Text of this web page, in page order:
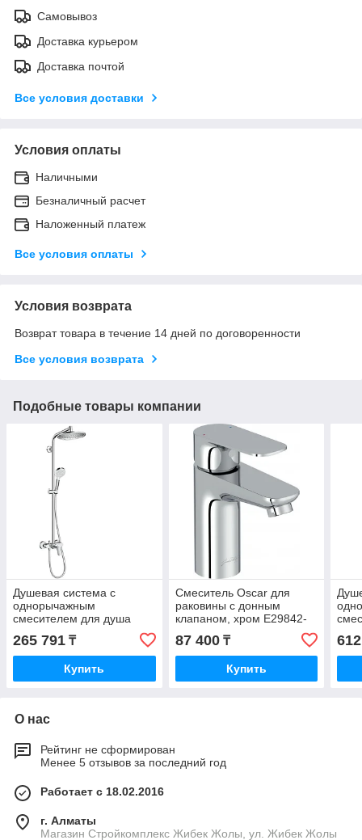
Самовывоз
Доставка курьером
Доставка почтой
Все условия доставки
Условия оплаты
Наличными
Безналичный расчет
Наложенный платеж
Все условия оплаты
Условия возврата
Возврат товара в течение 14 дней по договоренности
Все условия возврата
Подобные товары компании
Душевая система с
однорычажным
смесителем для душа
Crometta S Showerpipe
240 1jet HG27269000
265 791 ₸
Купить
Смеситель Oscar для
раковины с донным
клапаном, хром E29842-
87 400₸
Купить
О нас
Рейтинг не сформирован
Менее 5 отзывов за последний год
Работает с 18.02.2016
г. Алматы
Магазин Стройкомплекс Жибек Жолы, ул. Жибек Жолы